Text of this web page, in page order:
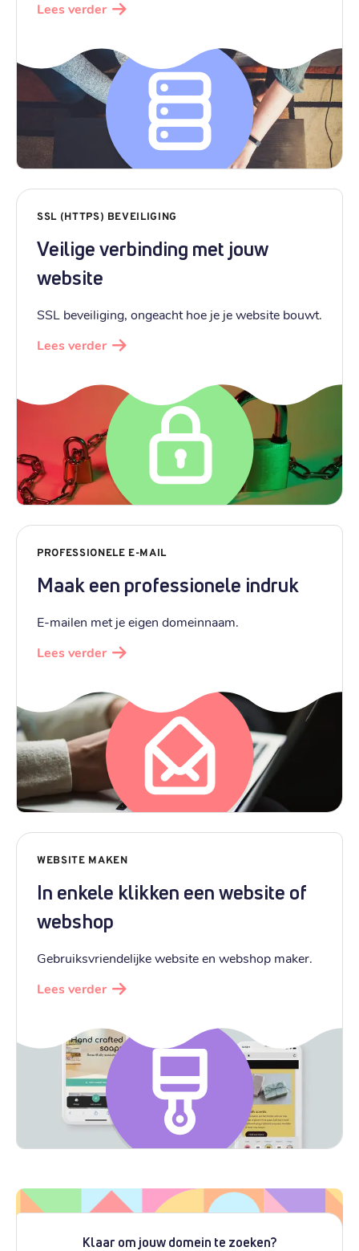
Lees verder
SSL (HTTPS) BEVEILIGING
Veilige verbinding met jouw
website
SSL beveiliging, ongeacht hoe je je website bouwt.
Lees verder
PROFESSIONELE E-MAIL
Maak een professionele indruk
E-mailen met je eigen domeinnaam.
Lees verder
WEBSITE MAKEN
In enkele klikken een website of
webshop
Gebruiksvriendelijke website en webshop maker.
Lees verder
Klaar om jouw domein te zoeken?